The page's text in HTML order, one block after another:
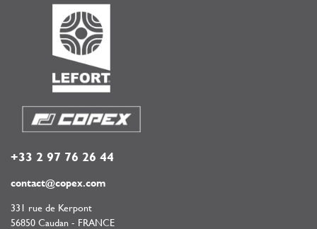
+33 2 97 76 26 44
contact@copex.com
331 rue de Kerpont
56850 Caudan - FRANCE